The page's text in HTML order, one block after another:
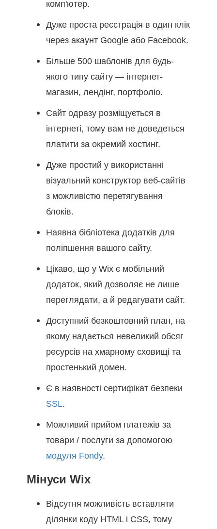
комп'ютер.
Дуже проста реєстрація в один клік
через акаунт Google або Facebook.
Більше 500 шаблонів для будь-
якого типу сайту — інтернет-
магазин, лендінг, портфоліо.
Сайт одразу розміщується в
інтернеті, тому вам не доведеться
платити за окремий хостинг.
Дуже простий у використанні
візуальний конструктор веб-сайтів
з можливістю перетягування
блоків.
Наявна бібліотека додатків для
поліпшення вашого сайту.
Цікаво, що у Wix є мобільний
додаток, який дозволяє не лише
переглядати, а й редагувати сайт.
Доступний безкоштовний план, на
якому надається невеликий обсяг
ресурсів на хмарному сховищі та
простенький домен.
Є в наявності сертифікат безпеки
SSL.
Можливий прийом платежів за
товари / послуги за допомогою
модуля Fondy.
Мінуси Wix
Відсутня можливість вставляти
ділянки коду HTML і CSS, тому